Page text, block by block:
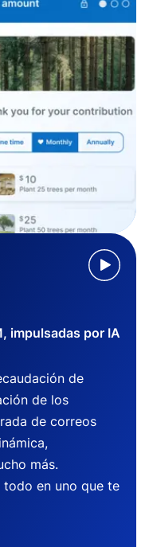
impulsadas por IA
de
de los
de correos
más.
todo en uno que te